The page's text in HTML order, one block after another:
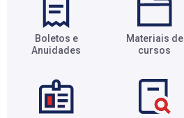
Boletos e
Anuidades​
Materiais de
cursos​